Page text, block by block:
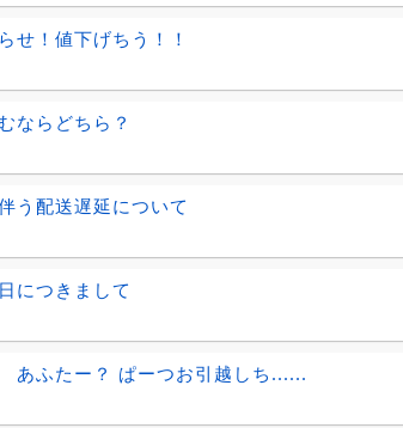
せ！値下げちう！！
ならどちら？
う配送遅延について
につきまして
ふたー？ ぱーつお引越しち......